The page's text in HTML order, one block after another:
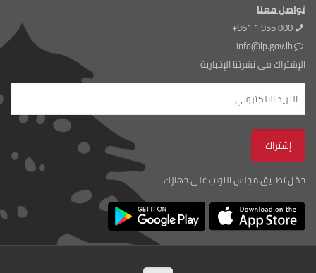
تواصل معنا
+961 1 955 000
info@lp.gov.lb
الإشتراك في نشرتنا الإخبارية
حمّل تطبيق مجلس النواب على جهازك